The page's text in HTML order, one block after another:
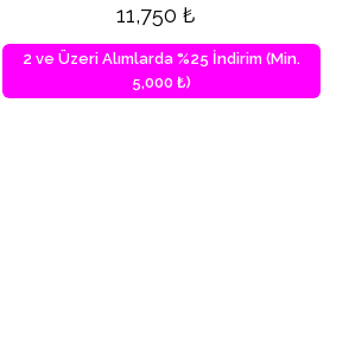
11,750₺
2 ve Üzeri Alımlarda %25 İndirim (Min.
5,000 ₺)